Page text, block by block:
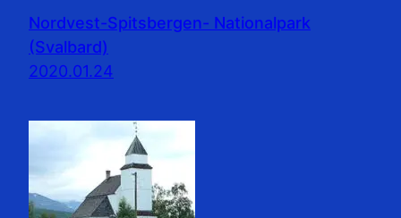
Nordvest-Spitsbergen- Nationalpark
(Svalbard)
2020.01.24